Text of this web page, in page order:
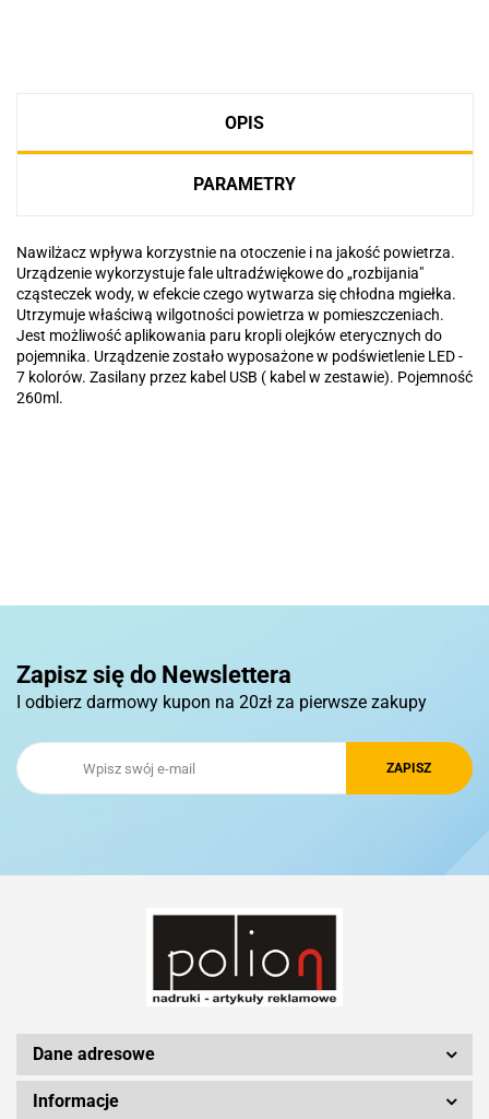
OPIS
PARAMETRY
Nawilżacz wpływa korzystnie na otoczenie i na jakość powietrza.
Urządzenie wykorzystuje fale ultradźwiękowe do „rozbijania"
cząsteczek wody, w efekcie czego wytwarza się chłodna mgiełka.
Utrzymuje właściwą wilgotności powietrza w pomieszczeniach.
Jest możliwość aplikowania paru kropli olejków eterycznych do
pojemnika. Urządzenie zostało wyposażone w podświetlenie LED -
7 kolorów. Zasilany przez kabel USB ( kabel w zestawie). Pojemność
260ml.
Royal Design
Silicon Power
Zapisz się do Newslettera
I odbierz darmowy kupon na 20zł za pierwsze zakupy
Dane adresowe
Informacje